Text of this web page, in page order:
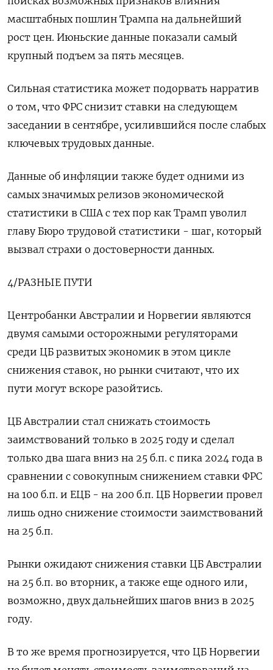
масштабных пошлин Трампа на дальнейший
рост цен. Июньские данные показали самый
крупный подъем за пять месяцев.
Сильная статистика может подорвать нарратив
о том, что ФРС снизит ставки на следующем
заседании в сентябре, усилившийся после слабых
ключевых трудовых данные.
Данные об инфляции также будет одними из
самых значимых релизов экономической
статистики в США с тех пор как Трамп уволил
главу Бюро трудовой статистики - шаг, который
вызвал страхи о достоверности данных.
4/РАЗНЫЕ ПУТИ
Центробанки Австралии и Норвегии являются
двумя самыми осторожными регуляторами
среди ЦБ развитых экономик в этом цикле
снижения ставок, но рынки считают, что их
пути могут вскоре разойтись.
ЦБ Австралии стал снижать стоимость
заимствований только в 2025 году и сделал
только два шага вниз на 25 б.п. с пика 2024 года в
сравнении с совокупным снижением ставки ФРС
на 100 б.п. и ЕЦБ - на 200 б.п. ЦБ Норвегии провел
лишь одно снижение стоимости заимствований
на 25 б.п.
Рынки ожидают снижения ставки ЦБ Австралии
на 25 б.п. во вторник, а также еще одного или,
возможно, двух дальнейших шагов вниз в 2025
году.
В то же время прогнозируется, что ЦБ Норвегии